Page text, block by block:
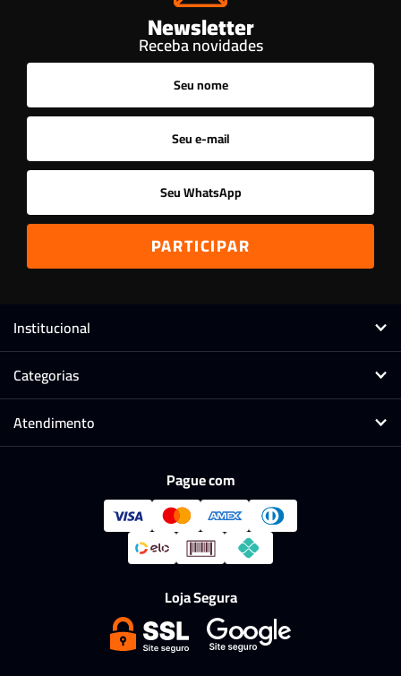
Newsletter
Receba novidades
Institucional
Categorias
Atendimento
Pague com
Loja Segura